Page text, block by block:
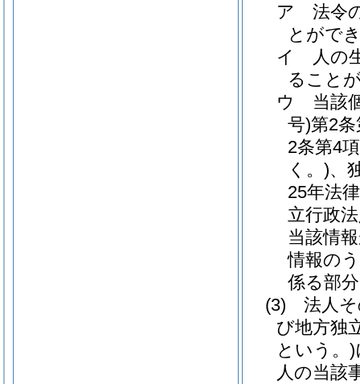
ア
法令
とがで
イ
人の
ること
ウ
当該
号)第2
2条第4
く。)、
25年法
立行政
当該情
情報の
係る部分
(3)
法人
び地方独
という。)
人の当該